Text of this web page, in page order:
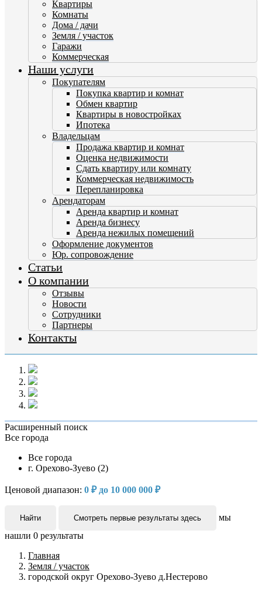
Квартиры
Комнаты
Дома / дачи
Земля / участок
Гаражи
Коммерческая
Наши услуги
Покупателям
Покупка квартир и комнат
Обмен квартир
Квартиры в новостройках
Ипотека
Владельцам
Продажа квартир и комнат
Оценка недвижимости
Сдать квартиру или комнату
Коммерческая недвижимость
Перепланировка
Арендаторам
Аренда квартир и комнат
Аренда бизнесу
Аренда нежилых помещений
Оформление документов
Юр. сопровождение
Статьи
О компании
Отзывы
Новости
Сотрудники
Партнеры
Контакты
Расширенный поиск
Все города
Все города
г. Орехово-Зуево (2)
Ценовой диапазон: 0 ₽ до 10 000 000 ₽
Найти Смотреть первые результаты здесь
мы
нашли 0 результаты
Главная
Земля / участок
городской округ Орехово-Зуево д.Нестерово